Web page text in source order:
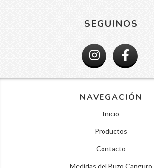
SEGUINOS
NAVEGACIÓN
Inicio
Productos
Contacto
Medidas del Buzo Canguro